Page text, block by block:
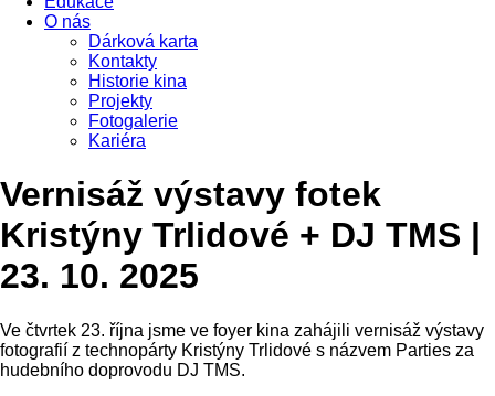
O nás
Dárková karta
Kontakty
Historie kina
Projekty
Fotogalerie
Kariéra
Vernisáž výstavy fotek
Kristýny Trlidové + DJ TMS |
23. 10. 2025
Ve čtvrtek 23. října jsme ve foyer kina zahájili vernisáž výstavy
fotografií z technopárty Kristýny Trlidové s názvem Parties za
hudebního doprovodu DJ TMS.